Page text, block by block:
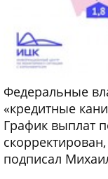
Федеральные
«кредитные
График выплат
подписал